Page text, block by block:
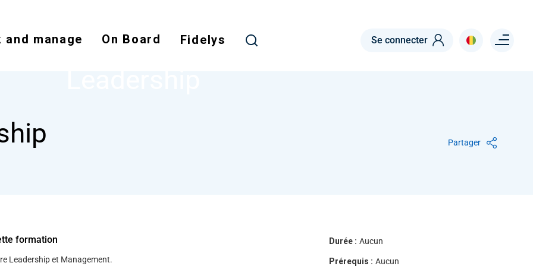
main
and manage On Board Fidelys Se connecter Menu right
NODE LEADERSHIP
Partager
formation
Leadership et Management.
Durée : Aucun
Prérequis : Aucun